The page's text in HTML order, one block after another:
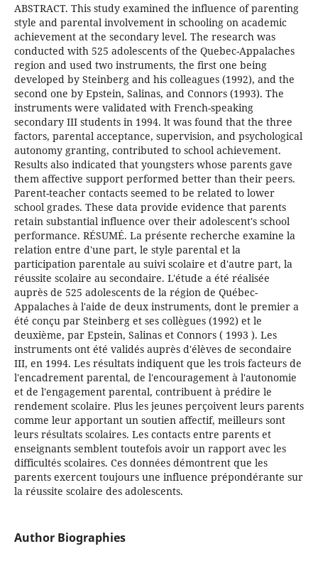
ABSTRACT. This study examined the influence of parenting
style and parental involvement in schooling on academic
achievement at the secondary level. The research was
conducted with 525 adolescents of the Quebec-Appalaches
region and used two instruments, the first one being
developed by Steinberg and his colleagues (1992), and the
second one by Epstein, Salinas, and Connors (1993). The
instruments were validated with French-speaking
secondary III students in 1994. lt was found that the three
factors, parental acceptance, supervision, and psychological
autonomy granting, contributed to school achievement.
Results also indicated that youngsters whose parents gave
them affective support performed better than their peers.
Parent-teacher contacts seemed to be related to lower
school grades. These data provide evidence that parents
retain substantial influence over their adolescent's school
performance. RÉSUMÉ. La présente recherche examine la
relation entre d'une part, le style parental et la
participation parentale au suivi scolaire et d'autre part, la
réussite scolaire au secondaire. L'étude a été réalisée
auprès de 525 adolescents de la région de Québec-
Appalaches à l'aide de deux instruments, dont le premier a
été conçu par Steinberg et ses collègues (1992) et le
deuxième, par Epstein, Salinas et Connors ( 1993 ). Les
instruments ont été validés auprès d'élèves de secondaire
III, en 1994. Les résultats indiquent que les trois facteurs de
l'encadrement parental, de l'encouragement à l'autonomie
et de l'engagement parental, contribuent à prédire le
rendement scolaire. Plus les jeunes perçoivent leurs parents
comme leur apportant un soutien affectif, meilleurs sont
leurs résultats scolaires. Les contacts entre parents et
enseignants semblent toutefois avoir un rapport avec les
difficultés scolaires. Ces données démontrent que les
parents exercent toujours une influence prépondérante sur
la réussite scolaire des adolescents.
Author Biographies